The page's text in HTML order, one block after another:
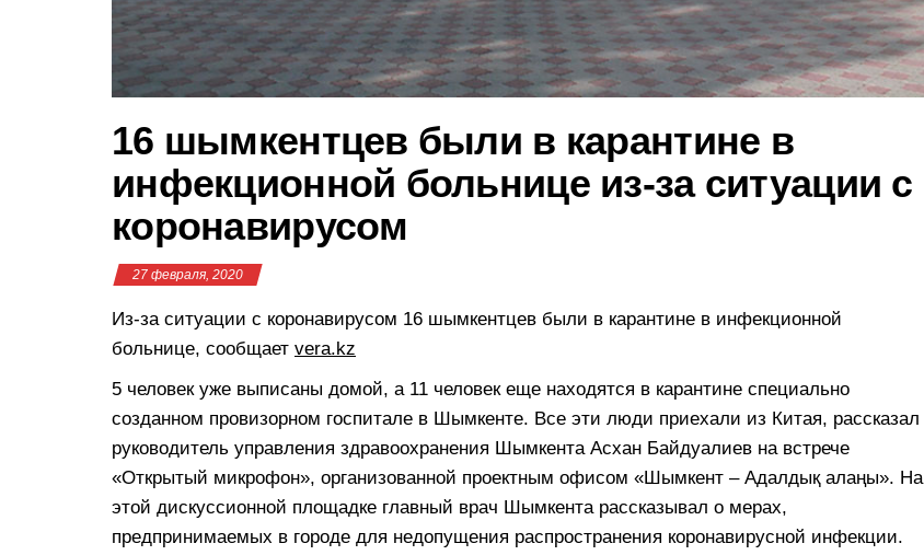
16 шымкентцев были в карантине в
инфекционной больнице из-за ситуации с
коронавирусом
27 февраля, 2020
Из-за ситуации с коронавирусом 16 шымкентцев были в карантине в инфекционной
больнице, сообщает vera.kz
5 человек уже выписаны домой, а 11 человек еще находятся в карантине специально
созданном провизорном госпитале в Шымкенте. Все эти люди приехали из Китая, рассказал
руководитель управления здравоохранения Шымкента Асхан Байдуалиев на встрече
«Открытый микрофон», организованной проектным офисом «Шымкент – Адалдық алаңы». На
этой дискуссионной площадке главный врач Шымкента рассказывал о мерах,
предпринимаемых в городе для недопущения распространения коронавирусной инфекции.